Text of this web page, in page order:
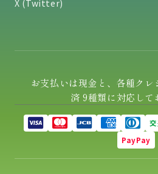
X (Twitter)
お支払いは現金と、各種ク
済 9種類に対応して
PayPay